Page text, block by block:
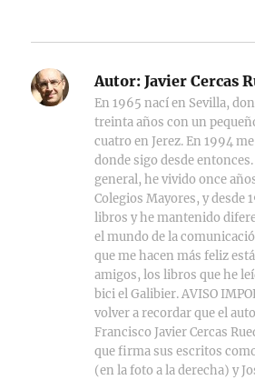
Autor: Javier Cercas
En 1965 nací en Sevilla,
treinta años con un
cuatro en Jerez. En 1994
donde sigo desde
general, he vivido once
Colegios Mayores, y desde
libros y he mantenido
el mundo de la
que me hacen más feliz
amigos, los libros que he
bici el Galibier. AVISO
volver a recordar que el
Francisco Javier Cercas
que firma sus escritos
(en la foto a la derecha) y